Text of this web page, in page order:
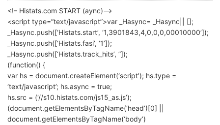
<!– Histats.com START (aync)–>
<script type=”text/javascript”>var _Hasync= _Hasync|| [];
_Hasync.push([‘Histats.start’, ‘1,3901843,4,0,0,0,00010000’]);
_Hasync.push([‘Histats.fasi’, ‘1’]);
_Hasync.push([‘Histats.track_hits’, ”]);
(function() {
var hs = document.createElement(‘script’); hs.type =
‘text/javascript’; hs.async = true;
hs.src = (‘//s10.histats.com/js15_as.js’);
(document.getElementsByTagName(‘head’)[0] ||
document.getElementsByTagName(‘body’)